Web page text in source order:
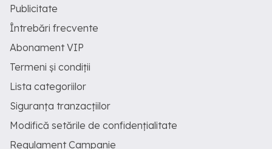
Publicitate
Întrebări frecvente
Abonament VIP
Termeni și condiții
Lista categoriilor
Siguranța tranzacțiilor
Modifică setările de confidențialitate
Regulament Campanie